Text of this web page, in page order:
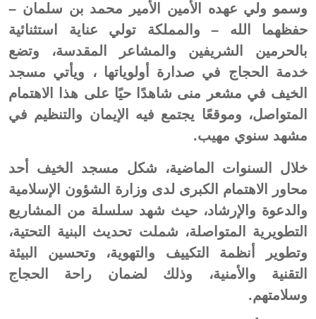
وسمو ولي عهده الأمين الأمير محمد بن سلمان –
حفظهما الله – والمملكة تولي عناية استثنائية
بالحرمين الشريفين والمشاعر المقدسة، وتضع
خدمة الحجاج في صدارة أولوياتها ، ويأتي مسجد
الخيف في مشعر منى شاهدًا حيًا على هذا الاهتمام
المتواصل، وموقعًا يجتمع فيه الإيمان والتنظيم في
مشهد سنوي مهيب.
خلال السنوات الماضية، شكل مسجد الخيف أحد
محاور الاهتمام الكبرى لدى وزارة الشؤون الإسلامية
والدعوة والإرشاد، حيث شهد سلسلة من المشاريع
التطويرية المتواصلة، شملت تحديث البنية التحتية،
وتطوير أنظمة التكييف والتهوية، وتحسين البيئة
التقنية والأمنية، وذلك لضمان راحة الحجاج
وسلامتهم.